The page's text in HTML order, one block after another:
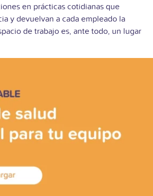
en prácticas cotidianas que
y devuelvan a cada empleado la
de trabajo es, ante todo, un lugar